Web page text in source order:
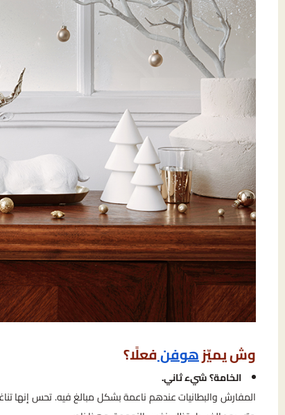
وش يميّزهوفنفعلًا؟
الخامة؟ شيء ثاني.
المفارش والبطانيات عندهم ناعمة بشكل مبالغ فيه. تحس إنها